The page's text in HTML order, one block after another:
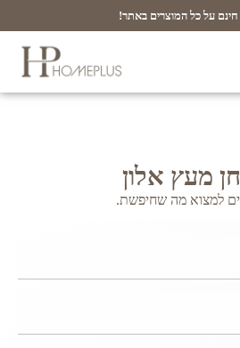
על כל המוצרים באתר!
מעץ אלון
למצוא מה שחיפשת.